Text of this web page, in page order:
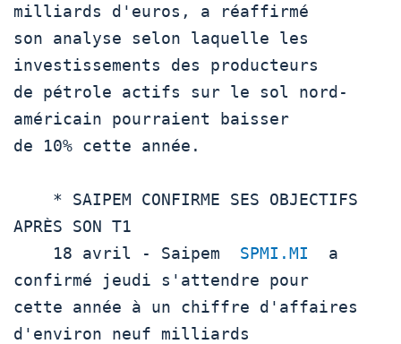
milliards d'euros, a réaffirmé
son analyse selon laquelle les
investissements des producteurs
de pétrole actifs sur le sol nord-
américain pourraient baisser
de 10% cette année.
APRÈS SON T1
    18 avril - Saipem
SPMI.MI
  a
confirmé jeudi s'attendre pour
cette année à un chiffre d'affaires
d'environ neuf milliards